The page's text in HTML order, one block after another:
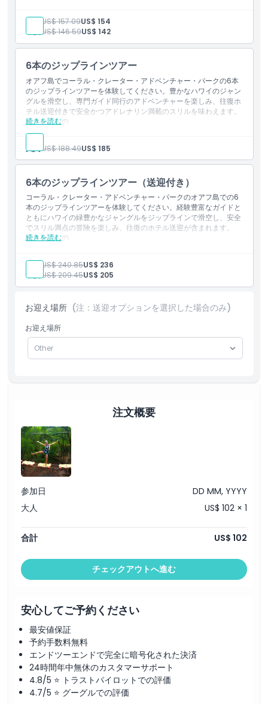
キャンセルポリシー
プロのガイドと英語対応スタッフ
往復のホテル送迎
必要な安全装備一式
税金
大人: US$ 157.09US$ 154
子供: US$ 146.59US$ 142
6本のジップラインツアー
オアフ島でコーラル・クレーター・アドベンチャー・パークの6本
のジップラインツアーを体験してください。豊かなハワイのジャン
グルを滑空し、専門ガイド同行のアドベンチャーを楽しみ、往復ホ
テル送迎付きで安全かつアドレナリン満載のスリルを味わえます。
続きを読む
含まれるもの
ジップライン6本の利用料
プロのガイドと英語対応スタッフ
往復ホテル送迎
必要な安全装備一式
大人:US$ 188.49US$ 185
6本のジップラインツアー（送迎付き）
コーラル・クレーター・アドベンチャー・パークのオアフ島での6
本のジップラインツアーを体験してください。経験豊富なガイドと
ともにハワイの緑豊かなジャングルをジップラインで滑空し、安全
でスリル満点の冒険を楽しみ、往復のホテル送迎が含まれます。
続きを読む
含まれるもの
プロのガイドと英語対応スタッフ
ホテルまでの往復送迎
必要な安全装備一式
大人: US$ 240.85US$ 236
子供: US$ 209.45US$ 205
お迎え場所 (注：送迎オプションを選択した場合のみ)
お迎え場所
注文概要
参加日
DD MM, YYYY
大人
US$ 102 × 1
合計 US$ 102
チェックアウトへ進む
安心してご予約ください
最安値保証
予約手数料無料
エンドツーエンドで完全に暗号化された決済
24時間年中無休のカスタマーサポート
4.8/5 ⭐ トラストパイロットでの評価
4.7/5 ⭐ グーグルでの評価